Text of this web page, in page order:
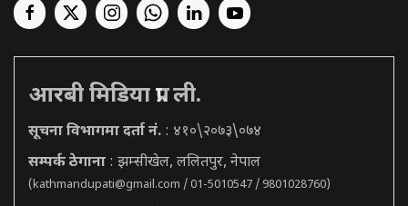
आरबी मिडिया प्रा. ली.
सूचना विभागमा दर्ता नं. : ४१०\२०७३\०७४
सम्पर्क ठेगाना : झम्सीखेल, ललितपुर, नेपाल
(kathmandupati@gmail.com / 01-5010547 / 9801028760)